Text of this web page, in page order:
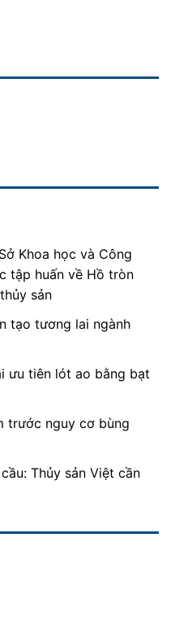
Khoa học và Công
tập huấn về Hồ tròn
sản
tạo tương lai ngành
ưu tiên lót ao bằng bạt
trước nguy cơ bùng
Thủy sản Việt cần